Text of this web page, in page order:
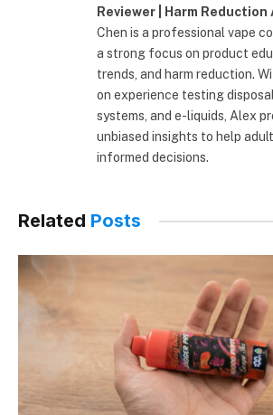
Reviewer | Harm Reduction
Chen is a professional vape
a strong focus on product
trends, and harm reduction.
on experience testing
systems, and e-liquids, Alex
unbiased insights to help
informed decisions.
Related Posts